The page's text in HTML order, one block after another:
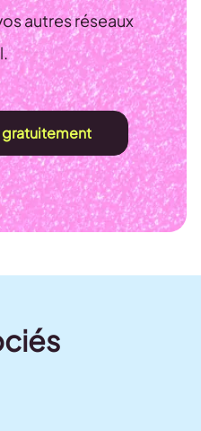
autres réseaux
gratuitement